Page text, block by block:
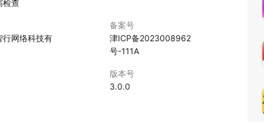
检查
行网络科技有
备案号
津ICP备2023008962
号-111A
版本号
3.0.0